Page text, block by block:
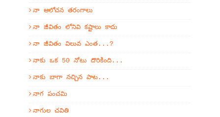
నా ఆలోచన తరంగాలు
నా జీవితం లోనివి కష్టాలు కాదు
నా జీవితం విలువ ఎంత...?
నాకు ఒక 50 నోటు దొరికింది...
నాకు బాగా నచ్చిన పాట...
నాగ పంచమి
నాగుల చవితి